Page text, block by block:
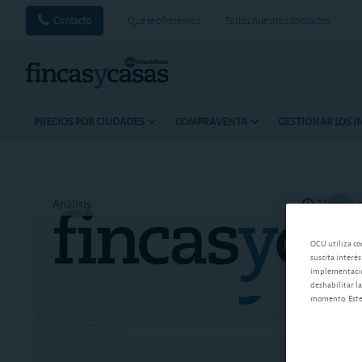
Contacto Qué le ofrecemos Todos nuestros contactos
PRECIOS POR CIUDADES COMPRAVENTA GESTIONAR LOS
Análisis Tiempo
OCU utiliza
suscita
deshabilitar
momento.